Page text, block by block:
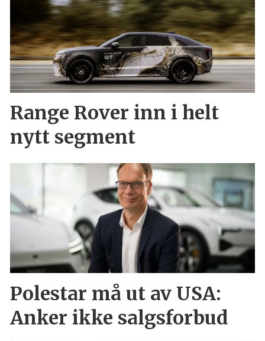
Range Rover inn i helt
nytt segment
Polestar må ut av USA:
Anker ikke salgsforbud